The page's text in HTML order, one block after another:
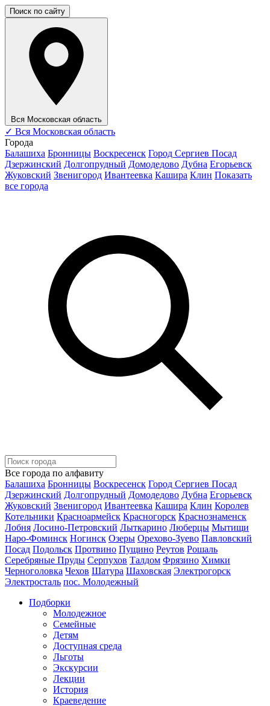
Поиск по сайту
Вся Московская область
✓ Вся Московская область
Города
Балашиха Бронницы Воскресенск Город Сергиев Посад
Дзержинский Долгопрудный Домодедово Дубна Егорьевск
Жуковский Звенигород Ивантеевка Кашира Клин Показать
все города
Все города по алфавиту
Балашиха Бронницы Воскресенск Город Сергиев Посад
Дзержинский Долгопрудный Домодедово Дубна Егорьевск
Жуковский Звенигород Ивантеевка Кашира Клин Королев
Котельники Красноармейск Красногорск Краснознаменск
Лобня Лосино-Петровский Лыткарино Люберцы Мытищи
Наро-Фоминск Ногинск Озеры Орехово-Зуево Павловский
Посад Подольск Протвино Пущино Реутов Рошаль
Серебряные Пруды Серпухов Талдом Фрязино Химки
Черноголовка Чехов Шатура Шаховская Электрогорск
Электросталь пос. Молодежный
Подборки
Молодежное
Семейные
Детям
Доступная среда
Льготы
Экскурсии
Лекции
История
Краеведение